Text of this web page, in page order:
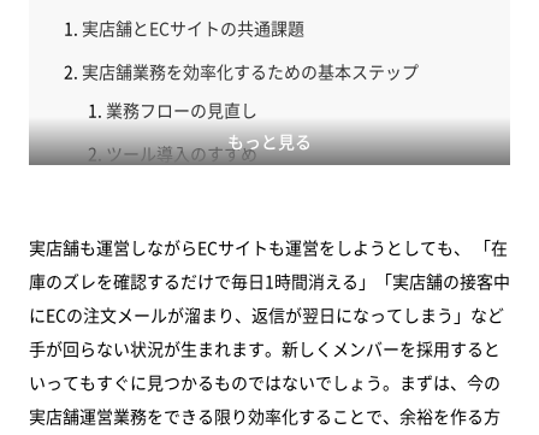
もっと見る
実店舗とECサイトの共通課題
実店舗業務を効率化するための基本ステップ
業務フローの見直し
ツール導入のすすめ
効率化による時間をECサイト運営に活かす方法
まとめ
実店舗も運営しながらECサイトも運営をしようとしても、 「在
庫のズレを確認するだけで毎日1時間消える」「実店舗の接客中
にECの注文メールが溜まり、返信が翌日になってしまう」など
手が回らない状況が生まれます。新しくメンバーを採用すると
いってもすぐに見つかるものではないでしょう。まずは、今の
実店舗運営業務をできる限り効率化することで、余裕を作る方